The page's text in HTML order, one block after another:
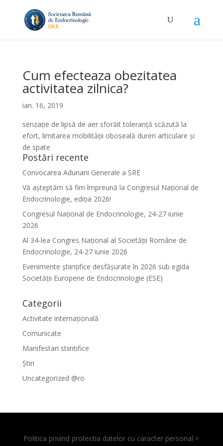
Cum efecteaza obezitatea
activitatea zilnica?
ian. 16, 2019
senzație de lipsă de aer sforăit toleranță scăzută la
efort, limitarea mobilității oboseală dureri articulare și
de spate
Postări recente
Convocarea Adunarii Generale a SRE
Vă așteptăm să fim împreună la Congresul Național de
Endocrinologie, ediția 2026!
Congresul Național de Endocrinologie, 24-27 iunie
2026
Al 34-lea Congres Național al Societății Române de
Endocrinologie, 24-27 iunie 2026
Evenimente ştiinţifice desfăşurate în 2026 sub egida
Societăţii Europene de Endocrinologie (ESE)
Categorii
Activitate internațională
Comunicate
Manifestari stiintifice
Știri
Uncategorized @ro
Politica privind protectia datelor cu caracter personal >